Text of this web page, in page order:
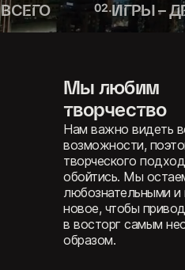
02.ИГРЫ –
Мы уважаем
ключевую
Мы стремимся
преданных игроков
чтобы наши игры
все больше.
усилия, мы
доверие и
аудитории.